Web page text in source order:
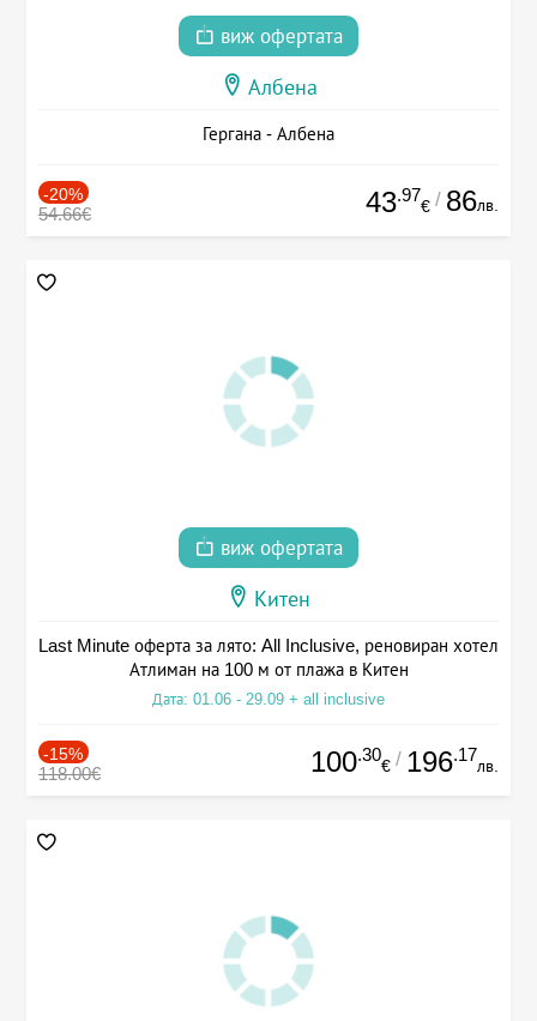
виж офертата
Албена
Гергана - Албена
-20%
54.66€ 43.97
€ / 86лв.
виж офертата
Китен
Last Minute оферта за лято: All Inclusive, реновиран хотел
Атлиман на 100 м от плажа в Китен
Дата: 01.06 - 29.09 + all inclusive
-15%
118.00€ 100.30
€ / 196.17
лв.